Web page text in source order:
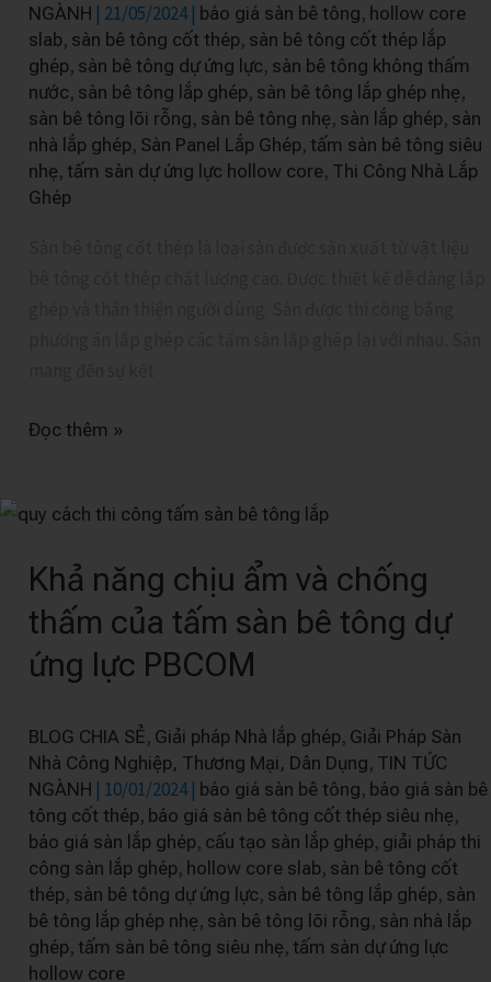
NGÀNH | 21/05/2024| báo giá sàn bê tông, hollow core
slab, sàn bê tông cốt thép, sàn bê tông cốt thép lắp
ghép, sàn bê tông dự ứng lực, sàn bê tông không thấm
nước, sàn bê tông lắp ghép, sàn bê tông lắp ghép nhẹ,
sàn bê tông lõi rỗng, sàn bê tông nhẹ, sàn lắp ghép, sàn
nhà lắp ghép, Sàn Panel Lắp Ghép, tấm sàn bê tông siêu
nhẹ, tấm sàn dự ứng lực hollow core, Thi Công Nhà Lắp
Ghép
mới
với
nhiều
ưu
điểm
vượt
trội
Đọc thêm »
Khả năng chịu ẩm và chống
thấm của tấm sàn bê tông dự
ứng lực PBCOM
BLOG CHIA SẺ, Giải pháp Nhà lắp ghép, Giải Pháp Sàn
Nhà Công Nghiệp, Thương Mại, Dân Dụng, TIN TỨC
NGÀNH | 10/01/2024| báo giá sàn bê tông, báo giá sàn bê
tông cốt thép, báo giá sàn bê tông cốt thép siêu nhẹ,
báo giá sàn lắp ghép, cấu tạo sàn lắp ghép, giải pháp thi
công sàn lắp ghép, hollow core slab, sàn bê tông cốt
thép, sàn bê tông dự ứng lực, sàn bê tông lắp ghép, sàn
bê tông lắp ghép nhẹ, sàn bê tông lõi rỗng, sàn nhà lắp
ghép, tấm sàn bê tông siêu nhẹ, tấm sàn dự ứng lực
hollow core
Khả
chịu
và
chống
của
tấm
sàn
bê
tông
dự
ứng
lực
PBCOM